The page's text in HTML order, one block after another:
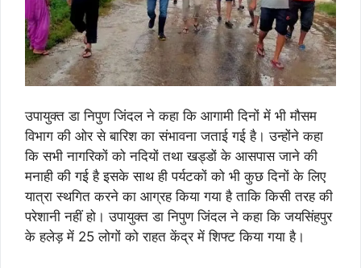
उपायुक्त डा निपुण जिंदल ने कहा कि आगामी दिनों में भी मौसम
विभाग की ओर से बारिश का संभावना जताई गई है। उन्होंने कहा
कि सभी नागरिकों को नदियों तथा खड्डों के आसपास जाने की
मनाही की गई है इसके साथ ही पर्यटकों को भी कुछ दिनों के लिए
यात्रा स्थगित करने का आग्रह किया गया है ताकि किसी तरह की
परेशानी नहीं हो। उपायुक्त डा निपुण जिंदल ने कहा कि जयसिंहपुर
के हलेड़ में 25 लोगों को राहत केंद्र में शिफ्ट किया गया है।